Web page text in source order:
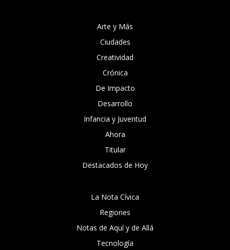
Arte y Más
Ciudades
Creatividad
Crónica
De Impacto
Desarrollo
Infancia y Juventud
Ahora
Titular
Destacados de Hoy
La Nota Cívica
Regiones
Notas de Aquí y de Allá
Tecnología